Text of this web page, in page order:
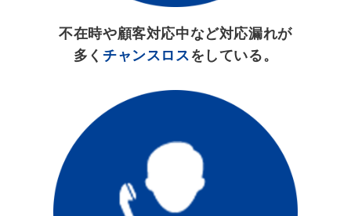
不在時や顧客対応中など対応漏れが
多く チャンスロス をしている。